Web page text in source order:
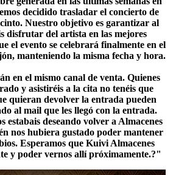
decidido trasladar el concierto de
Nuestro objetivo es garantizar al
disfrutar del artista en las mejores
el evento se celebrará finalmente en el
manteniendo la misma fecha y hora.
en el mismo canal de venta. Quienes
y asistiréis a la cita no tenéis que
quieran devolver la entrada pueden
al mail que les llegó con la entrada.
estabais deseando volver a Almacenes
nos hubiera gustado poder mantener
Esperamos que Kuivi Almacenes
y poder vernos allí próximamente.?"